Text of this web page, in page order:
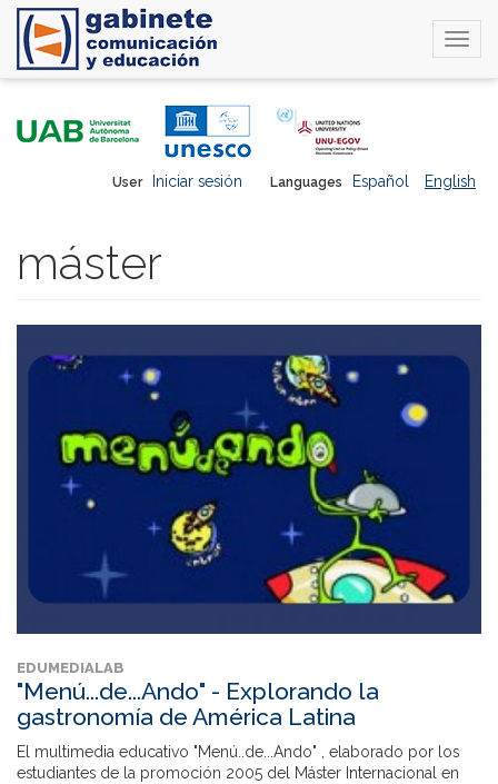
Languages Español English
User Iniciar sesión
máster
EDUMEDIALAB
"Menú...de...Ando" - Explorando la
gastronomía de América Latina
El multimedia educativo "Menú..de...Ando" , elaborado por los
estudiantes de la promoción 2005 del Máster Internacional en